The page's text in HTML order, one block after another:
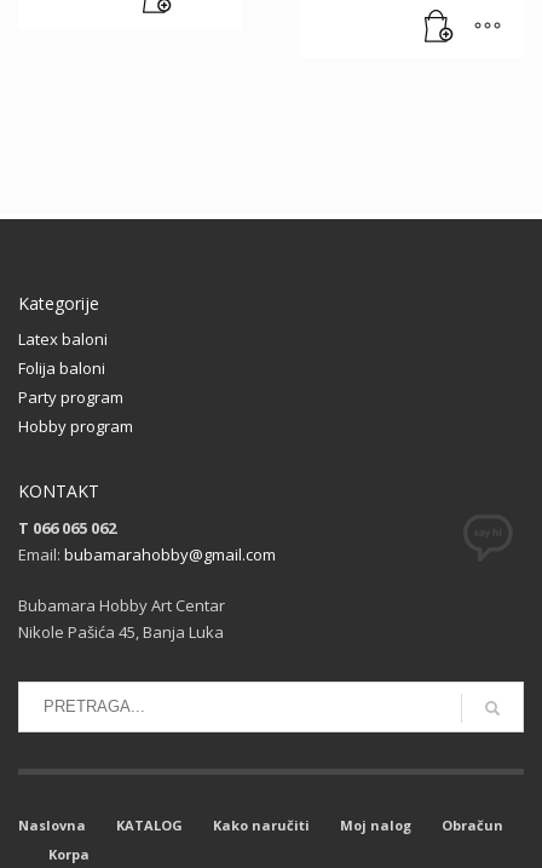
Kategorije
Latex baloni
Folija baloni
Party program
Hobby program
KONTAKT
T 066 065 062
Email: bubamarahobby@gmail.com
Bubamara Hobby Art Centar
Nikole Pašića 45, Banja Luka
Naslovna KATALOG Kako naručiti Moj nalog
Obračun
Korpa